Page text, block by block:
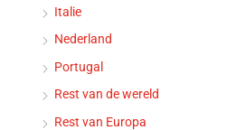
Italie
Nederland
Portugal
Rest van de wereld
Rest van Europa